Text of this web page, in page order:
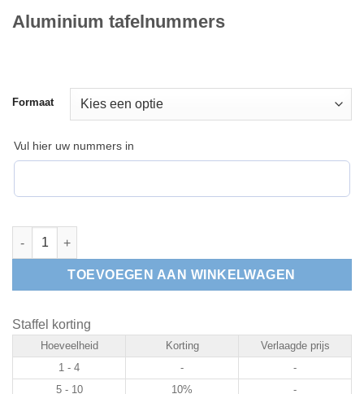
tot
Aluminium tafelnummers
Formaat
Vul hier uw nummers in
Aluminium tafelnummers aantal
TOEVOEGEN AAN WINKELWAGEN
Staffel korting
Hoeveelheid Korting
Verlaagde prijs
1 - 4
-
-
5 - 10
10%
-